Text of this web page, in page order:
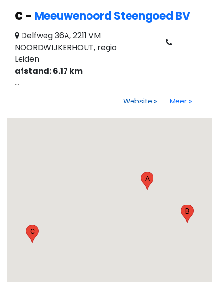
C - Meeuwenoord Steengoed BV
Delfweg 36A, 2211 VM
NOORDWIJKERHOUT, regio
Leiden
afstand: 6.17 km
...
Website » Meer »
A
B
C